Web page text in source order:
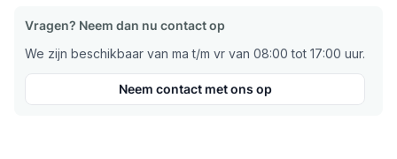
Vragen? Neem dan nu contact op
We zijn beschikbaar van ma t/m vr van 08:00 tot 17:00 uur.
Neem contact met ons op